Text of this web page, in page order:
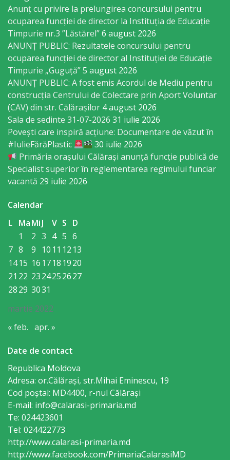
sportivă
„Mihai
Viteazul”
Școala
Sportivă
Specializată
de
Rezerve
Olimpice
Călărași
orășenesc
Muzeul
de
Istorie
şi
Etnografie
„Dumitru
Scvorțov-
Russu”
or.
Călăraşi
Î.M.
Anunț cu privire la prelungirea concursului pentru
ocuparea funcţiei de director la Instituția de Educație
Timpurie nr.3 ”Lăstărel”6 august 2026
ANUNȚ PUBLIC: Rezultatele concursului pentru
ocuparea funcției de director al Instituției de Educație
Timpurie „Guguță”5 august 2026
ANUNȚ PUBLIC: A fost emis Acordul de Mediu pentru
construcția Centrului de Colectare prin Aport Voluntar
(CAV) din str. Călărașilor 4 august 2026
Sala de sedinte 31-07-2026 31 iulie 2026
Povești care inspiră acțiune: Documentare de văzut în
#IulieFărăPlastic
30 iulie 2026
Primăria orașului Călărași anunță funcție publică de
Specialist superior în reglementarea regimului funciar
vacantă 29 iulie 2026
Calendar
martie 2022
L MaMiJ V S D
1
2 3 4 5 6
7 8 9 10 11 12 13
1415 16 1718 1920
21 22 2324252627
2829 3031
« feb. apr. »
Date de contact
Republica Moldova
Adresa: or.Călăraşi, str.Mihai Eminescu, 19
Cod poștal: MD4400, r-nul Călăraşi
E-mail: info@calarasi-primaria.md
Te: 024423601
Tel: 024422773
http://www.calarasi-primaria.md
http://www.facebook.com/PrimariaCalarasiMD